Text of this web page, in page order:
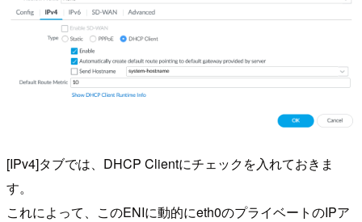
[IPv4]タブでは、DHCP Clientにチェックを入れておきま
す。
これによって、このENIに動的にeth0のプライベートのIPア